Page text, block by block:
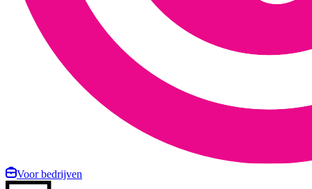
Voor bedrijven